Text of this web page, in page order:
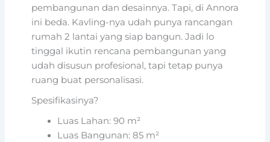
pembangunan dan desainnya. Tapi, di Annora
ini beda. Kavling-nya udah punya rancangan
rumah 2 lantai yang siap bangun. Jadi lo
tinggal ikutin rencana pembangunan yang
udah disusun profesional, tapi tetap punya
ruang buat personalisasi.
Spesifikasinya?
Luas Lahan: 90 m²
Luas Bangunan: 85 m²